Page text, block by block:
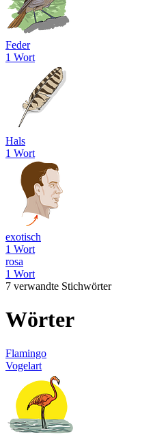
Feder
1 Wort
Hals
1 Wort
exotisch
1 Wort
rosa
1 Wort
7 verwandte Stichwörter
Wörter
Flamingo
Vogelart